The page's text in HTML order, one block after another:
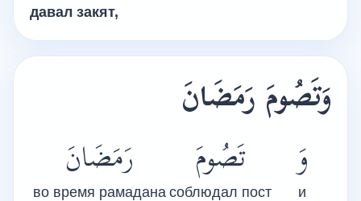
давал закят,
وَتَصُومَ رَمَضَانَ
وَ
и
تَصُومَ
соблюдал пост
رَمَضَانَ
во время рамадана